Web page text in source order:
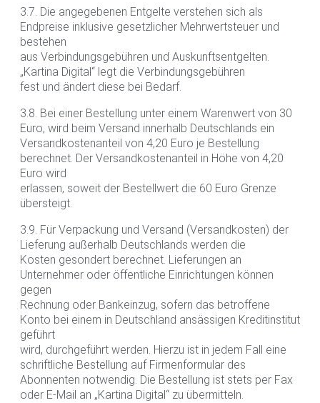
3.7. Die angegebenen Entgelte verstehen sich als
Endpreise inklusive gesetzlicher Mehrwertsteuer und
bestehen
aus Verbindungsgebühren und Auskunftsentgelten.
„Kartina Digital“ legt die Verbindungsgebühren
fest und ändert diese bei Bedarf.
3.8. Bei einer Bestellung unter einem Warenwert von 30
Euro, wird beim Versand innerhalb Deutschlands ein
Versandkostenanteil von 4,20 Euro je Bestellung
berechnet. Der Versandkostenanteil in Höhe von 4,20
Euro wird
erlassen, soweit der Bestellwert die 60 Euro Grenze
übersteigt.
3.9. Für Verpackung und Versand (Versandkosten) der
Lieferung außerhalb Deutschlands werden die
Kosten gesondert berechnet. Lieferungen an
Unternehmer oder öffentliche Einrichtungen können
gegen
Rechnung oder Bankeinzug, sofern das betroffene
Konto bei einem in Deutschland ansässigen Kreditinstitut
geführt
wird, durchgeführt werden. Hierzu ist in jedem Fall eine
schriftliche Bestellung auf Firmenformular des
Abonnenten notwendig. Die Bestellung ist stets per Fax
oder E-Mail an „Kartina Digital“ zu übermitteln.